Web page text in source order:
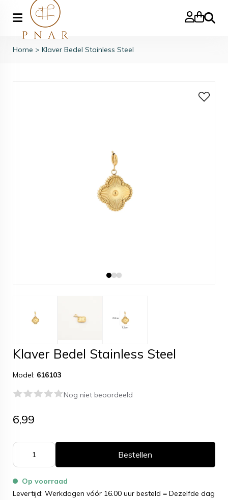
Zoeken
Home > Klaver Bedel Stainless Steel
Klaver Bedel Stainless Steel
Model: 616103
Nog niet beoordeeld
6,99
Bestellen
Op voorraad
Levertijd: Werkdagen vóór 16.00 uur besteld = Dezelfde dag